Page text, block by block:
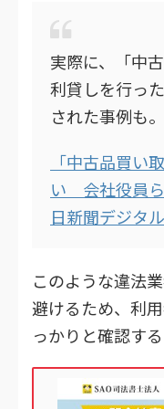
実際に、「中
利貸しを行っ
された事例も。
「中古品買い
い 会社役員
日新聞デジタル
このような違法
避けるため、利
っかりと確認す